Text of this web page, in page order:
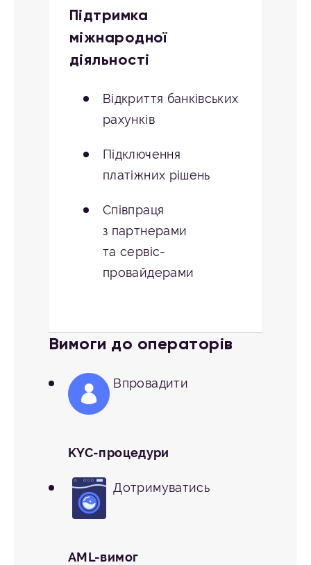
Підтримка
міжнародної
діяльності
Відкриття банківських
рахунків
Підключення
платіжних рішень
Співпраця
з партнерами
та сервіс-
провайдерами
Вимоги до операторів
Впровадити
KYC-процедури
Дотримуватись
AML-вимог